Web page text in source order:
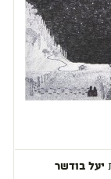
יעל בודשר